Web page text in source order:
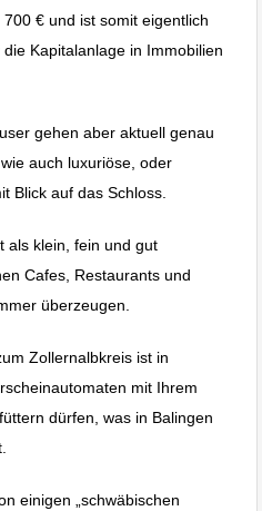
€ und ist somit eigentlich
Kapitalanlage in Immobilien
gehen aber aktuell genau
auch luxuriöse, oder
Blick auf das Schloss.
als klein, fein und gut
Cafes, Restaurants und
überzeugen.
Zollernalbkreis ist in
mit Ihrem
dürfen, was in Balingen
einigen „schwäbischen